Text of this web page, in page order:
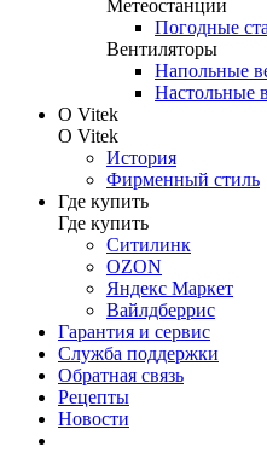
Метеостанции
Погодные
Вентиляторы
Напольные
Настольные
О Vitek
О Vitek
История
Фирменный стиль
Где купить
Где купить
Ситилинк
OZON
Яндекс Маркет
Вайлдберрис
Гарантия и сервис
Служба поддержки
Обратная связь
Рецепты
Новости